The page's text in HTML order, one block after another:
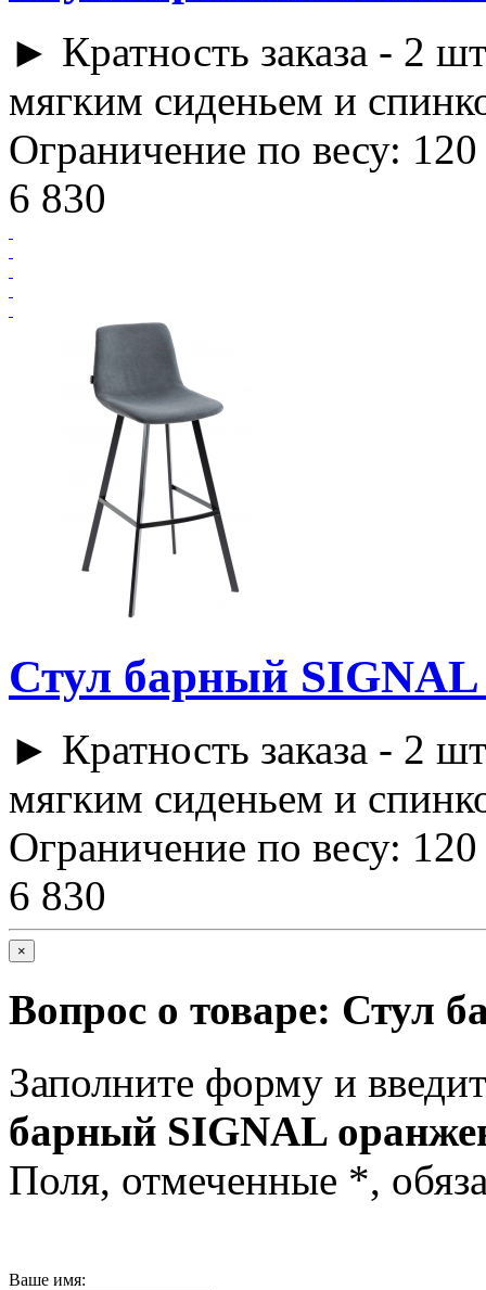
► Кратность заказа - 2
мягким сиденьем и
Ограничение по весу: 120
6 830
Стул барный
► Кратность заказа - 2
мягким сиденьем и
Ограничение по весу: 120
6 830
×
Вопрос о товаре: Стул
Заполните форму и
барный SIGNAL
Поля, отмеченные *,
Ваше имя: